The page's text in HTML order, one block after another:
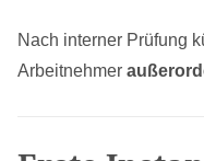
Nach interner Prüfung
Arbeitnehmer